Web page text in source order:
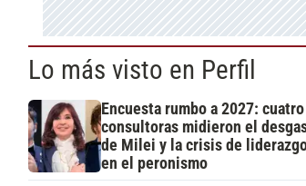
Lo más visto en Perfil
Encuesta rumbo a 2027: cuatro
consultoras midieron el
de Milei y la crisis de
en el peronismo